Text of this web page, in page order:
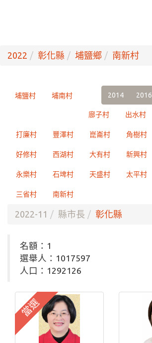
2022 彰化縣 埔鹽鄉 南新村
2014 2016
埔鹽村 埔南村
廍子村 出水村
打廉村 豐澤村 崑崙村 角樹村
好修村 西湖村 大有村 新興村
永樂村 石埤村 天盛村 太平村
三省村 南新村
2022-11 縣市長 彰化縣
名額：1
選舉人：1017597
人口：1292126
當選